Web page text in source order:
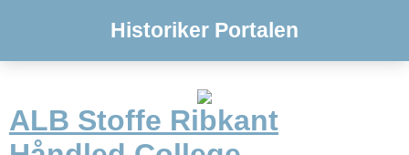
Historiker Portalen
ALB Stoffe Ribkant